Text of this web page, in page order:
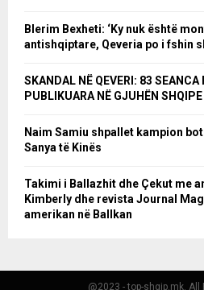
Blerim Bexheti: ‘Ky nuk është
antishqiptare, Qeveria po i fshin
SKANDAL NË QEVERI: 83 SEANCA
PUBLIKUARA NË GJUHËN SHQIPE
Naim Samiu shpallet kampion
Sanya të Kinës
Takimi i Ballazhit dhe Çekut me
Kimberly dhe revista Journal
amerikan në Ballkan
@2023 - top-shqip.mk. All